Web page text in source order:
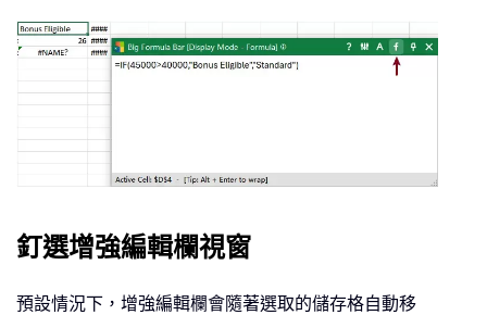
釘選增強編輯欄視窗
預設情況下，增強編輯欄會隨著選取的儲存格自動移